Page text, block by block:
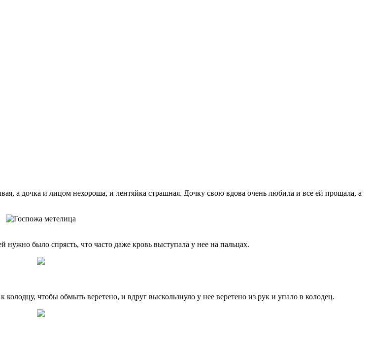
а дочка и лицом нехороша, и лентяйка страшная. Дочку свою вдова очень любила и все ей прощала, а
было спрясть, что часто даже кровь выступала у нее на пальцах.
чтобы обмыть веретено, и вдруг выскользнуло у нее веретено из рук и упало в колодец.